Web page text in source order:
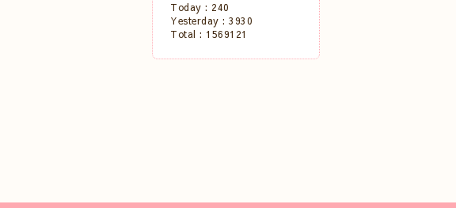
Today : 240
Yesterday : 3930
Total : 1569121